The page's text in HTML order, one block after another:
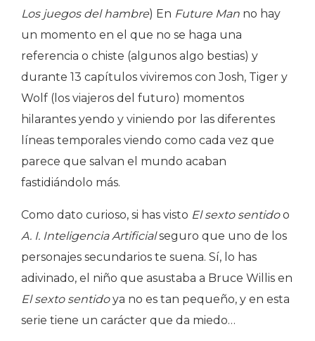
Los juegos del hambre) En Future Man no hay
un momento en el que no se haga una
referencia o chiste (algunos algo bestias) y
durante 13 capítulos viviremos con Josh, Tiger y
Wolf (los viajeros del futuro) momentos
hilarantes yendo y viniendo por las diferentes
líneas temporales viendo como cada vez que
parece que salvan el mundo acaban
fastidiándolo más.
Como dato curioso, si has visto El sexto sentidoo
A. I. Inteligencia Artificialseguro que uno de los
personajes secundarios te suena. Sí, lo has
adivinado, el niño que asustaba a Bruce Willis en
El sexto sentidoya no es tan pequeño, y en esta
serie tiene un carácter que da miedo…